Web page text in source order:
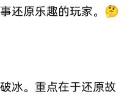
还原乐趣的玩家。🤔
冰。重点在于还原故